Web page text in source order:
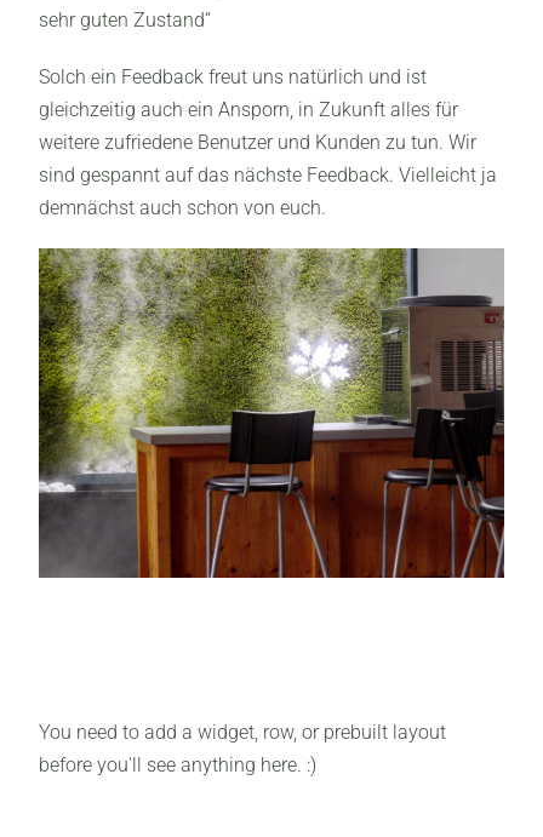
sehr guten Zustand“
Solch ein Feedback freut uns natürlich und ist
gleichzeitig auch ein Ansporn, in Zukunft alles für
weitere zufriedene Benutzer und Kunden zu tun. Wir
sind gespannt auf das nächste Feedback. Vielleicht ja
demnächst auch schon von euch.
You need to add a widget, row, or prebuilt layout
before you'll see anything here. :)